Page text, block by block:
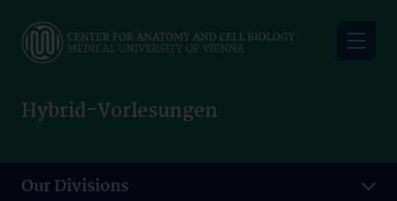
main
Hybrid-Vorlesungen
Our Divisions